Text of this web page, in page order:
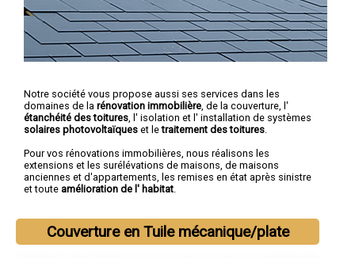
Notre société vous propose aussi ses services dans les
domaines de la rénovation immobilière , de la couverture, l'
étanchéité des toitures , l' isolation et l' installation de systèmes
solaires photovoltaïques et letraitement des toitures
Pour vos rénovations immobilières, nous réalisons les
extensions et les surélévations de maisons, de maisons
anciennes et d'appartements, les remises en état après sinistre
et toute amélioration de l' habitat
Couverture en Tuile mécanique/plate